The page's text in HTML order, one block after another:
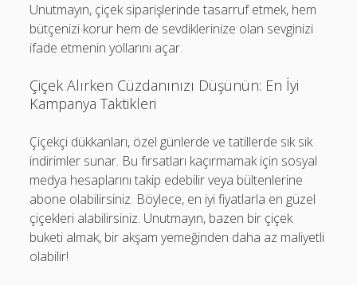
Unutmayın, çiçek siparişlerinde tasarruf etmek, hem
bütçenizi korur hem de sevdiklerinize olan sevginizi
ifade etmenin yollarını açar.
Çiçek Alırken Cüzdanınızı Düşünün: En İyi
Kampanya Taktikleri
Çiçekçi dükkanları, özel günlerde ve tatillerde sık sık
indirimler sunar. Bu fırsatları kaçırmamak için sosyal
medya hesaplarını takip edebilir veya bültenlerine
abone olabilirsiniz. Böylece, en iyi fiyatlarla en güzel
çiçekleri alabilirsiniz. Unutmayın, bazen bir çiçek
buketi almak, bir akşam yemeğinden daha az maliyetli
olabilir!